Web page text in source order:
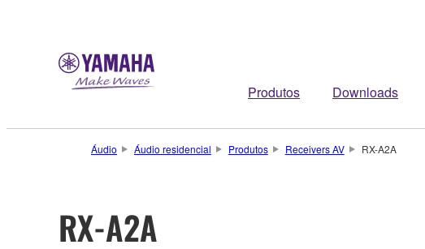
Produtos Downloads
Áudio Áudio residencial Produtos Receivers AV RX-A2A
RX-A2A